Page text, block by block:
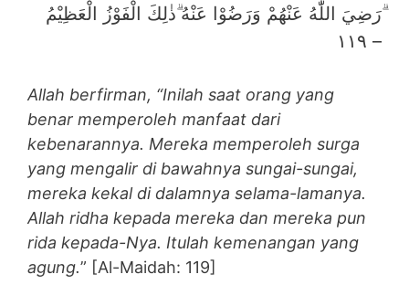
ۗرَضِيَ اللّٰهُ عَنْهُمْ وَرَضُوْا عَنْهُ ۗذٰلِكَ الْفَوْزُ الْعَظِيْمُ
– ١١٩
Allah berfirman, “Inilah saat orang yang
benar memperoleh manfaat dari
kebenarannya. Mereka memperoleh surga
yang mengalir di bawahnya sungai-sungai,
mereka kekal di dalamnya selama-lamanya.
Allah ridha kepada mereka dan mereka pun
rida kepada-Nya. Itulah kemenangan yang
agung.” [Al-Maidah: 119]